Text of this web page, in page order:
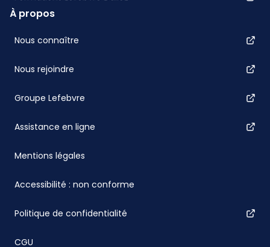
À propos
Nous connaître
Nous rejoindre
Groupe Lefebvre
Assistance en ligne
Mentions légales
Accessibilité : non conforme
Politique de confidentialité
CGU